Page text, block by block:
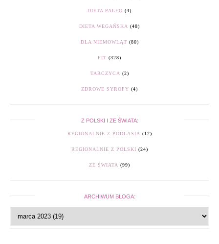
DIETA PALEO (4)
DIETA WEGAŃSKA (48)
DLA NIEMOWLĄT (80)
FIT (328)
TARCZYCA (2)
ZDROWE SYROPY (4)
Z POLSKI I ZE ŚWIATA:
REGIONALNIE Z PODLASIA (12)
REGIONALNIE Z POLSKI (24)
ZE ŚWIATA (99)
ARCHIWUM BLOGA: